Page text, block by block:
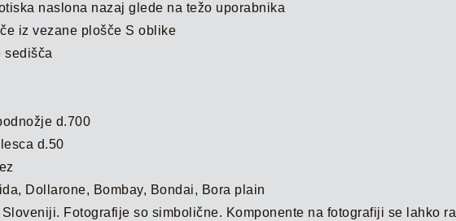
naslona nazaj glede na težo uporabnika
iz vezane plošče S oblike
sedišča
d.700
d.50
Dollarone, Bombay, Bondai, Bora plain
Fotografije so simbolične. Komponente na fotografiji se lahko